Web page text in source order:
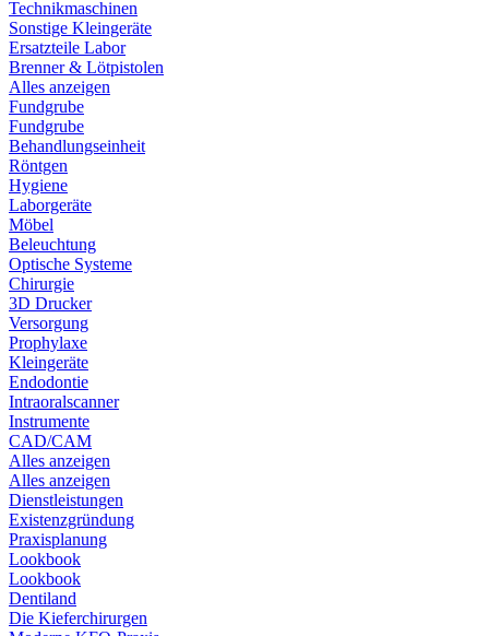
Technikmaschinen
Sonstige Kleingeräte
Ersatzteile Labor
Brenner & Lötpistolen
Alles anzeigen
Fundgrube
Fundgrube
Behandlungseinheit
Röntgen
Hygiene
Laborgeräte
Möbel
Beleuchtung
Optische Systeme
Chirurgie
3D Drucker
Versorgung
Prophylaxe
Kleingeräte
Endodontie
Intraoralscanner
Instrumente
CAD/CAM
Alles anzeigen
Alles anzeigen
Dienstleistungen
Existenzgründung
Praxisplanung
Lookbook
Lookbook
Dentiland
Die Kieferchirurgen